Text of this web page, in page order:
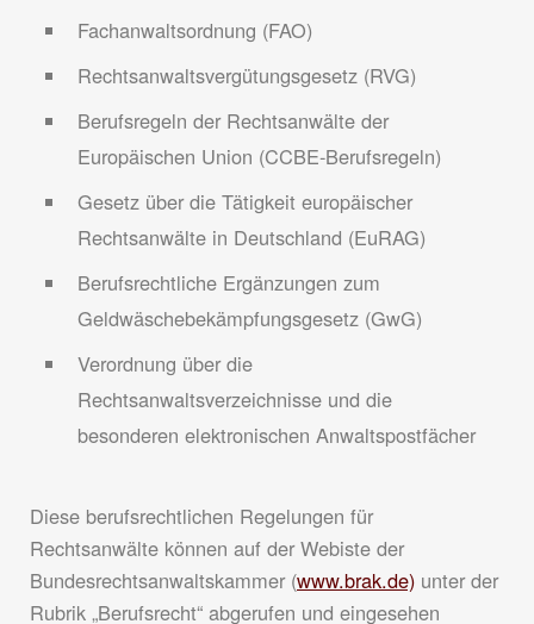
Fachanwaltsordnung (FAO)
Rechtsanwaltsvergütungsgesetz (RVG)
Berufsregeln der Rechtsanwälte der
Europäischen Union (CCBE-Berufsregeln)
Gesetz über die Tätigkeit europäischer
Rechtsanwälte in Deutschland (EuRAG)
Berufsrechtliche Ergänzungen zum
Geldwäschebekämpfungsgesetz (GwG)
Verordnung über die
Rechtsanwaltsverzeichnisse und die
besonderen elektronischen Anwaltspostfächer
Diese berufsrechtlichen Regelungen für
Rechtsanwälte können auf der Webiste der
Bundesrechtsanwaltskammer (www.brak.de) unter der
Rubrik „Berufsrecht“ abgerufen und eingesehen